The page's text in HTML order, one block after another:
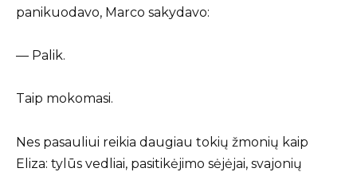
panikuodavo, Marco sakydavo:
— Palik.
Taip mokomasi.
Nes pasauliui reikia daugiau tokių žmonių kaip
Eliza: tylūs vedliai, pasitikėjimo sėjėjai, svajonių